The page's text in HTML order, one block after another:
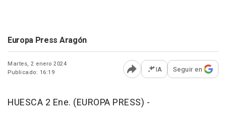
Europa Press Aragón
Martes, 2 enero 2024
Publicado: 16:19
Abrir opciones para
IA Seguir en
HUESCA 2 Ene. (EUROPA PRESS) -